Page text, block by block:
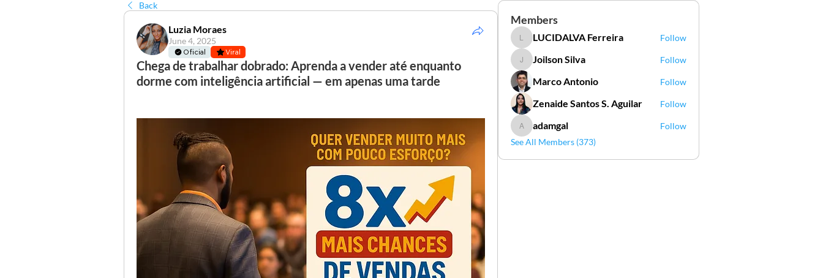
Back
Luzia Moraes
June 4, 2025
Oficial Viral
Chega de trabalhar dobrado: Aprenda a vender até enquanto
dorme com inteligência artificial — em apenas uma tarde
Members
LUCIDALVA Ferreira
LUCIDALVA Ferreira Follow
Joilson Silva
Joilson Silva Follow
Marco Antonio Follow
Zenaide Santos S. Aguilar Follow
adamgal
adamgal
Follow
See All Members (373)